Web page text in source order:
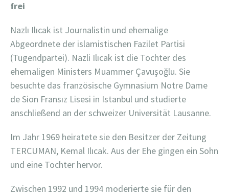
frei
Nazlı Ilıcak ist Journalistin und ehemalige
Abgeordnete der islamistischen Fazilet Partisi
(Tugendpartei). Nazli Ilıcak ist die Tochter des
ehemaligen Ministers Muammer Çavuşoğlu. Sie
besuchte das französische Gymnasium Notre Dame
de Sion Fransız Lisesi in Istanbul und studierte
anschließend an der schweizer Universität Lausanne.
Im Jahr 1969 heiratete sie den Besitzer der Zeitung
TERCUMAN, Kemal Ilıcak. Aus der Ehe gingen ein Sohn
und eine Tochter hervor.
Zwischen 1992 und 1994 moderierte sie für den